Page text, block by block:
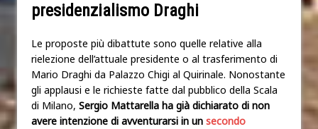
presidenzialismo Draghi
Le proposte più dibattute sono quelle relative alla
rielezione dell’attuale presidente o al trasferimento di
Mario Draghi da Palazzo Chigi al Quirinale. Nonostante
gli applausi e le richieste fatte dal pubblico della Scala
di Milano, Sergio Mattarella ha già dichiarato di non
avere intenzione di avventurarsi in un secondo